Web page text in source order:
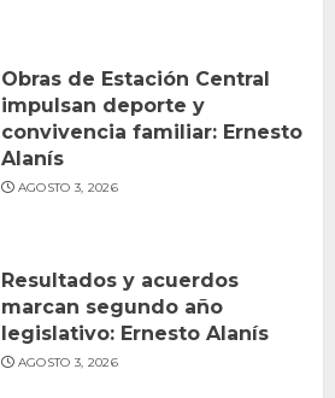
Obras de Estación Central
impulsan deporte y
convivencia familiar: Ernesto
Alanís
AGOSTO 3, 2026
Resultados y acuerdos
marcan segundo año
legislativo: Ernesto Alanís
AGOSTO 3, 2026